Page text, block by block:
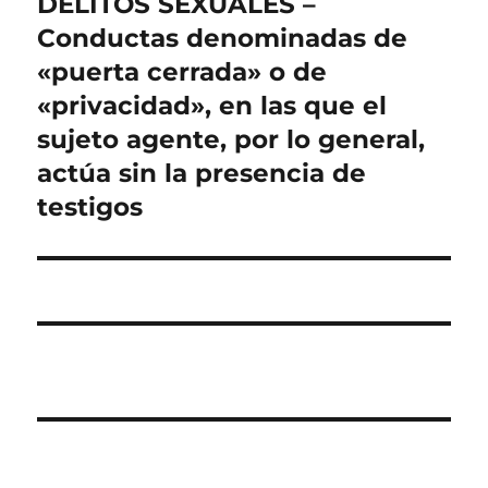
siguiente:
Conductas denominadas de
«puerta cerrada» o de
«privacidad», en las que el
sujeto agente, por lo general,
actúa sin la presencia de
testigos